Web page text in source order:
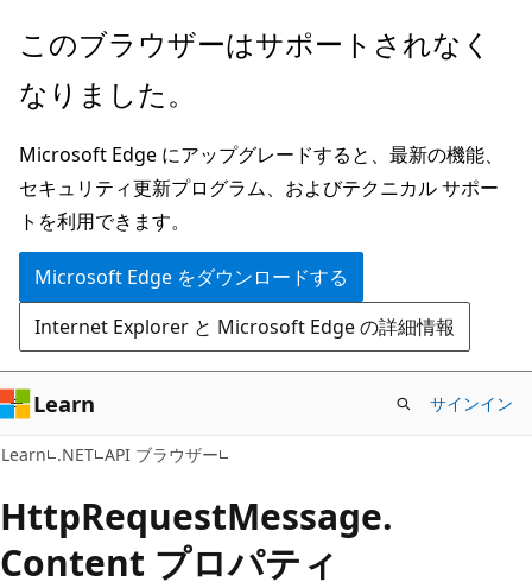
メ
ン
ン
テ
ン
ツ
に
ス
キ
ッ
プ
ペ
ジ
ナ
ビ
ゲ
ー
シ
ョ
ン
に
ス
キ
ッ
プ
このブラウザーはサポートされなく
なりました。
Microsoft Edge にアップグレードすると、最新の機能、
セキュリティ更新プログラム、およびテクニカル サポー
トを利用できます。
Microsoft Edge をダウンロードする
Internet Explorer と Microsoft Edge の詳細情報
Learn サインイン
Learn .NET API ブラウザー
HttpRequestMessage.
Content プロパティ